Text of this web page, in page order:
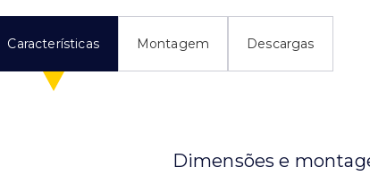
Características Montagem Descargas
Dimensões e